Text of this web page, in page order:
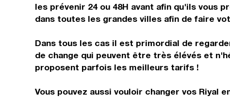
les prévenir 24 ou 48H avant afin qu'ils vous
dans toutes les grandes villes afin de faire
Dans tous les cas il est primordial de
de change qui peuvent être très élévés et
proposent parfois les meilleurs tarifs !
Vous pouvez aussi vouloir changer vos Riyal